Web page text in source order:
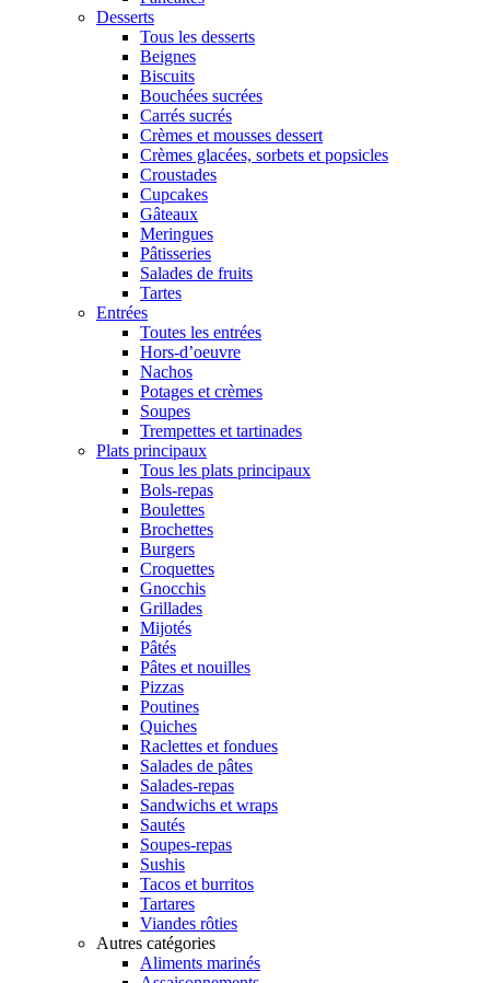
Desserts
Tous les desserts
Beignes
Biscuits
Bouchées sucrées
Carrés sucrés
Crèmes et mousses dessert
Crèmes glacées, sorbets et popsicles
Croustades
Cupcakes
Gâteaux
Meringues
Pâtisseries
Salades de fruits
Tartes
Entrées
Toutes les entrées
Hors-d’oeuvre
Nachos
Potages et crèmes
Soupes
Trempettes et tartinades
Plats principaux
Tous les plats principaux
Bols-repas
Boulettes
Brochettes
Burgers
Croquettes
Gnocchis
Grillades
Mijotés
Pâtés
Pâtes et nouilles
Pizzas
Poutines
Quiches
Raclettes et fondues
Salades de pâtes
Salades-repas
Sandwichs et wraps
Sautés
Soupes-repas
Sushis
Tacos et burritos
Tartares
Viandes rôties
Autres catégories
Aliments marinés